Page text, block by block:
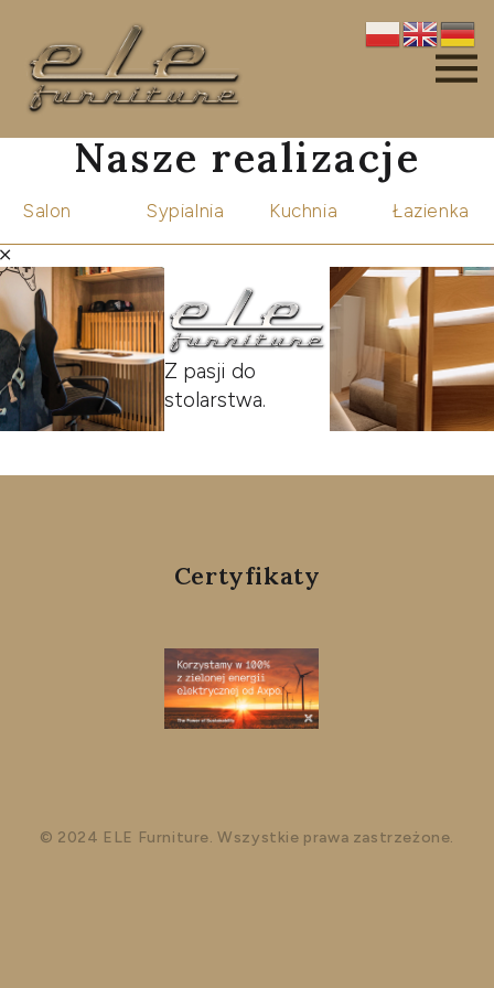
Nasze realizacje
Salon Sypialnia Kuchnia Łazienka
Z pasji do
stolarstwa.
Certyfikaty
© 2024 ELE Furniture. Wszystkie prawa zastrzeżone.